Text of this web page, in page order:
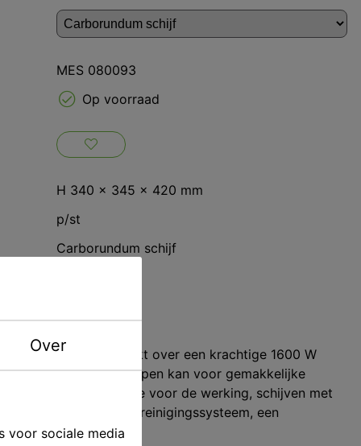
MES 080093
Op voorraad
H 340 x 345 x 420 mm
p/st
Carborundum schijf
Hij beschikt over een krachtige 1600 W
rem, een deksel dat open kan voor gemakkelijke
waarschuwingslampje voor de werking, schijven met
een geavanceerd reinigingssysteem, een
Over
voor sociale media